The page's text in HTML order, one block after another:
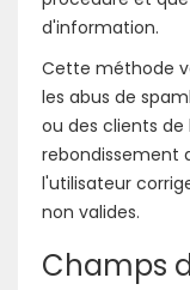
d'information.
Cette méthode
les abus de
ou des clients
rebondissement
l'utilisateur
non valides.
Champs